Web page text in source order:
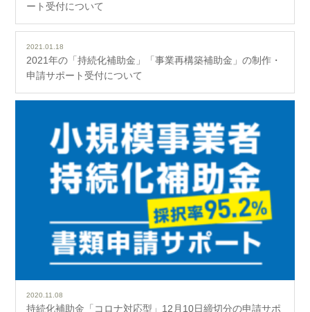
ート受付について
2021.01.18
2021年の「持続化補助金」「事業再構築補助金」の制作・
申請サポート受付について
2020.11.08
持続化補助金「コロナ対応型」12月10日締切分の申請サポ